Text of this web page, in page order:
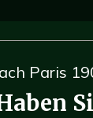
Paris